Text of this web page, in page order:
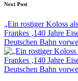
Next Post
„Ein rostiger Koloss
Frankes ‚140 Jahre
Deutschen Bahn